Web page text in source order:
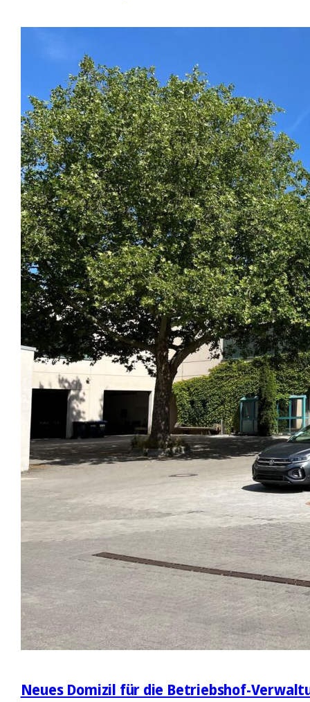
Neues Domizil für die Betriebshof-